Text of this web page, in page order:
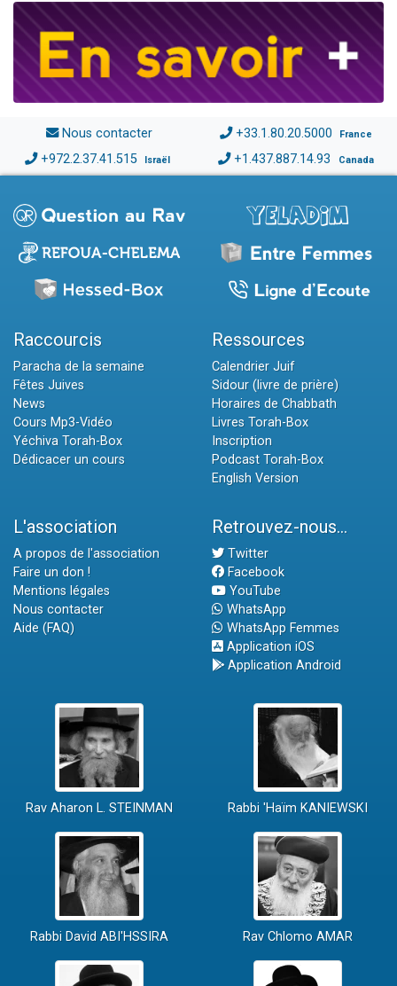
Nous contacter +33.1.80.20.5000 France
+972.2.37.41.515 Israël +1.437.887.14.93 Canada
Raccourcis
Paracha de la semaine
Fêtes Juives
News
Cours Mp3-Vidéo
Yéchiva Torah-Box
Dédicacer un cours
Ressources
Calendrier Juif
Sidour (livre de prière)
Horaires de Chabbath
Livres Torah-Box
Inscription
Podcast Torah-Box
English Version
L'association
A propos de l'association
Faire un don !
Mentions légales
Nous contacter
Aide (FAQ)
Retrouvez-nous...
Twitter
Facebook
YouTube
WhatsApp
WhatsApp Femmes
Application iOS
Application Android
Rav Aharon L. STEINMAN Rabbi 'Haïm KANIEWSKI
Rabbi David ABI'HSSIRA Rav Chlomo AMAR